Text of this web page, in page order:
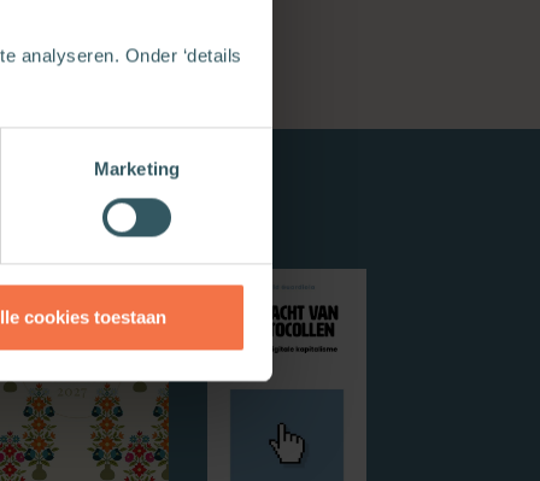
analyseren. Onder ‘details
Marketing
cookies toestaan